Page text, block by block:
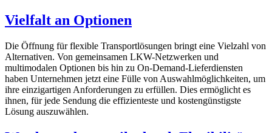
Vielfalt an Optionen
Die Öffnung für flexible Transportlösungen bringt eine Vielzahl von
Alternativen. Von gemeinsamen LKW-Netzwerken und
multimodalen Optionen bis hin zu On-Demand-Lieferdiensten
haben Unternehmen jetzt eine Fülle von Auswahlmöglichkeiten, um
ihre einzigartigen Anforderungen zu erfüllen. Dies ermöglicht es
ihnen, für jede Sendung die effizienteste und kostengünstigste
Lösung auszuwählen.